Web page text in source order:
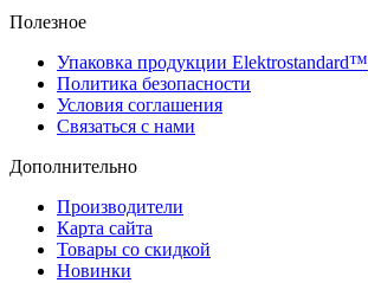
Полезное
Упаковка продукции Elektrostandard™
Политика безопасности
Условия соглашения
Связаться с нами
Дополнительно
Производители
Карта сайта
Товары со скидкой
Новинки